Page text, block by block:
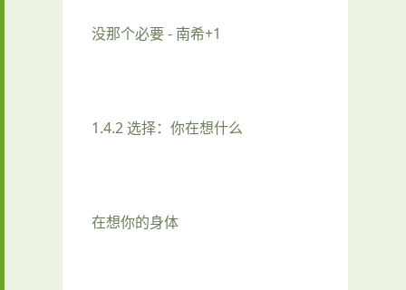
没那个必要 - 南希+1
1.4.2 选择：你在想什么
在想你的身体